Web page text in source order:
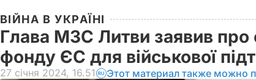
ВІЙНА В УКРАЇНІ
Глава МЗС Литви заявив
фонду ЄС для військової
27 січня 2024, 16.51 Этот материал также можно